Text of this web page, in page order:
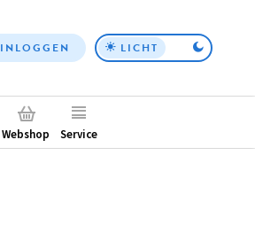
Top
INLOGGEN LICHT
Webshop Service